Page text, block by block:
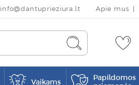
info@dantuprieziura.lt Apie mus
Vaikams
Papildomos